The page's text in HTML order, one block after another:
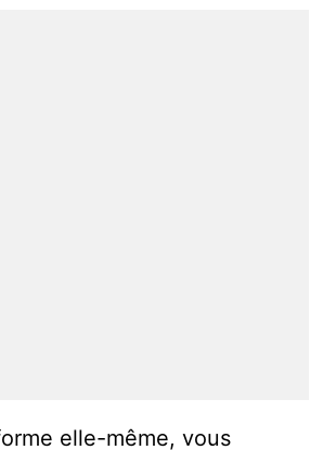
elle-même, vous